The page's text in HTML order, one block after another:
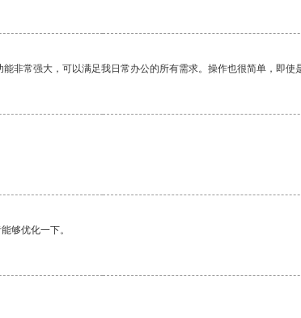
非常强大，可以满足我日常办公的所有需求。操作也很简单，即使
够优化一下。